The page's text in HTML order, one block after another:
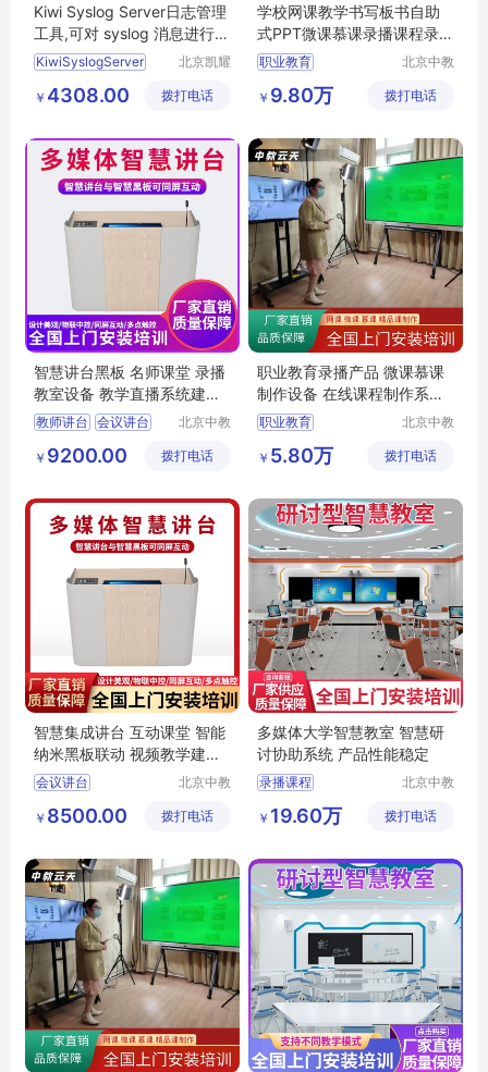
Kiwi Syslog Server日志管理
工具,可对 syslog 消息进行内
置操作
KiwiSyslogServer
日志服务器
北京凯耀
公司
￥ 4308.00 拨打电话
学校网课教学书写板书自助
式PPT微课慕课录播课程录制
一体机方案
职业教育
直播导播触屏虚拟板书
北京中教
有限公司
￥ 9.80万 拨打电话
智慧讲台黑板 名师课堂 录播
教室设备 教学直播系统建设
方案
教师讲台 会议讲台
多媒体教室讲台
北京中教
有限公司
￥ 9200.00 拨打电话
职业教育录播产品 微课慕课
制作设备 在线课程制作系统
录播设备方案
职业教育
直播导播触屏虚拟板书
北京中教
有限公司
￥ 5.80万 拨打电话
智慧集成讲台 互动课堂 智能
纳米黑板联动 视频教学建设
方案
会议讲台
教室讲台
北京中教
有限公司
￥ 8500.00 拨打电话
多媒体大学智慧教室 智慧研
讨协助系统 产品性能稳定
录播课程
会议录播系统
录播课
北京中教
有限公司
￥ 19.60万 拨打电话